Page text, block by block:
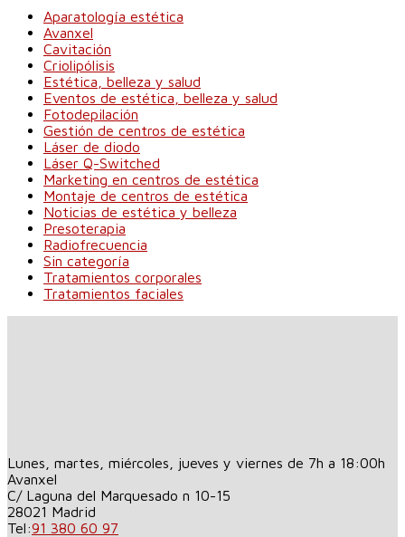
Aparatología estética
Avanxel
Cavitación
Criolipólisis
Estética, belleza y salud
Eventos de estética, belleza y salud
Fotodepilación
Gestión de centros de estética
Láser de diodo
Láser Q-Switched
Marketing en centros de estética
Montaje de centros de estética
Noticias de estética y belleza
Presoterapia
Radiofrecuencia
Sin categoría
Tratamientos corporales
Tratamientos faciales
Lunes, martes, miércoles, jueves y viernes de 7h a 18:00h
Avanxel
C/ Laguna del Marquesado n 10-15
28021 Madrid
Tel:91 380 60 97